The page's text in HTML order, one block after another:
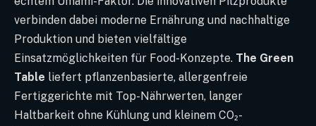
verbinden dabei moderne Ernährung und nachhaltige
Produktion und bieten vielfältige
Einsatzmöglichkeiten für Food-Konzepte. The Green
Table liefert pflanzenbasierte, allergenfreie
Fertiggerichte mit Top-Nährwerten, langer
Haltbarkeit ohne Kühlung und kleinem CO₂-